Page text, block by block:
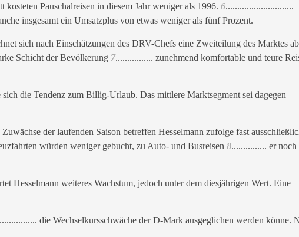
kosteten Pauschalreisen in diesem Jahr weniger als 1996. 6.............................
insgesamt ein Umsatzplus von etwas weniger als fünf Prozent.
sich nach Einschätzungen des DRV-Chefs eine Zweiteilung des Marktes
Schicht der Bevölkerung 7................ zunehmend komfortable und teure
sich die Tendenz zum Billig-Urlaub. Das mittlere Marktsegment sei dagegen
der laufenden Saison betreffen Hesselmann zufolge fast
würden weniger gebucht, zu Auto- und Busreisen 8............... er noch
Hesselmann weiteres Wachstum, jedoch unter dem diesjährigen Wert. Eine
die Wechselkursschwäche der D-Mark ausgeglichen werden könne.